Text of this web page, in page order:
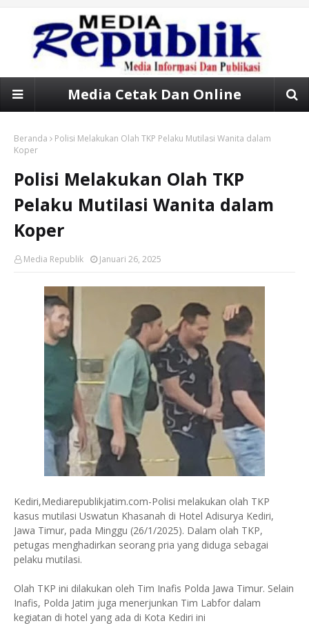
Media Cetak Dan Online
Beranda
Polisi Melakukan Olah TKP Pelaku Mutilasi Wanita dalam
Koper
Polisi Melakukan Olah TKP
Pelaku Mutilasi Wanita dalam
Koper
Media Republik Januari 26, 2025
Kediri,Mediarepublikjatim.com-Polisi melakukan olah TKP
kasus mutilasi Uswatun Khasanah di Hotel Adisurya Kediri,
Jawa Timur, pada Minggu (26/1/2025). Dalam olah TKP,
petugas menghadirkan seorang pria yang diduga sebagai
pelaku mutilasi.
Olah TKP ini dilakukan oleh Tim Inafis Polda Jawa Timur. Selain
Inafis, Polda Jatim juga menerjunkan Tim Labfor dalam
kegiatan di hotel yang ada di Kota Kediri ini